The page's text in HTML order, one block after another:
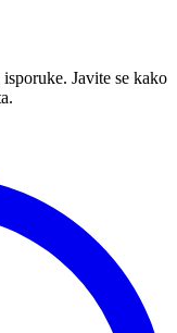
Javite se kako